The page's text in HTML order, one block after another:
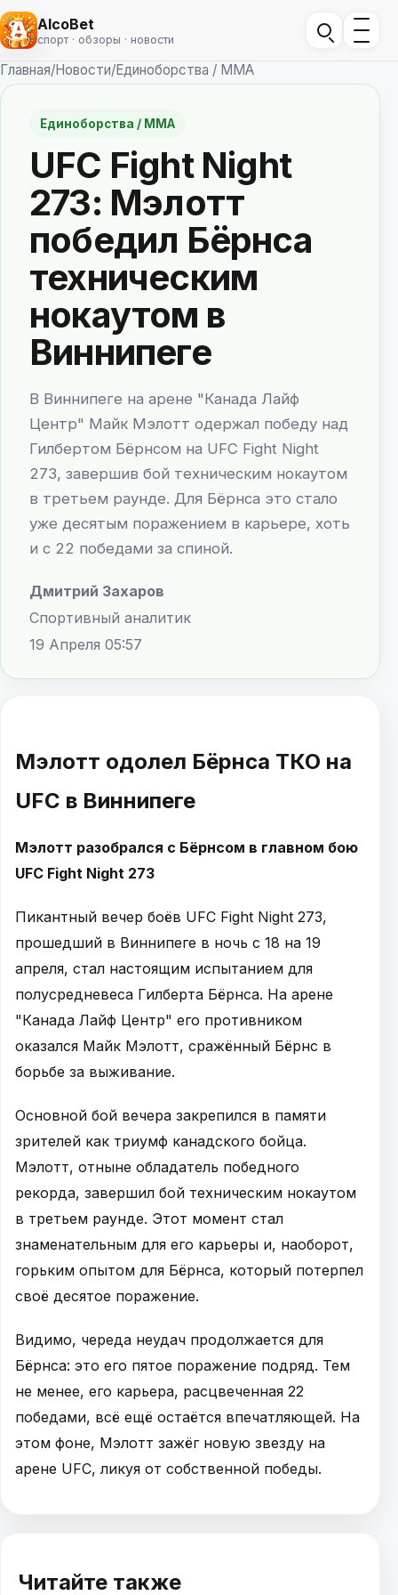
AlcoBet
спорт · обзоры · новости
Главная/Новости/Единоборства / ММА
Единоборства / ММА
UFC Fight Night
273: Мэлотт
победил Бёрнса
техническим
нокаутом в
Виннипеге
В Виннипеге на арене "Канада Лайф
Центр" Майк Мэлотт одержал победу над
Гилбертом Бёрнсом на UFC Fight Night
273, завершив бой техническим нокаутом
в третьем раунде. Для Бёрнса это стало
уже десятым поражением в карьере, хоть
и с 22 победами за спиной.
Дмитрий Захаров
Спортивный аналитик
19 Апреля 05:57
Мэлотт одолел Бёрнса ТКО на
UFC в Виннипеге
Мэлотт разобрался с Бёрнсом в главном бою
UFC Fight Night 273
Пикантный вечер боёв UFC Fight Night 273,
прошедший в Виннипеге в ночь с 18 на 19
апреля, стал настоящим испытанием для
полусредневеса Гилберта Бёрнса. На арене
"Канада Лайф Центр" его противником
оказался Майк Мэлотт, сражённый Бёрнс в
борьбе за выживание.
Основной бой вечера закрепился в памяти
зрителей как триумф канадского бойца.
Мэлотт, отныне обладатель победного
рекорда, завершил бой техническим нокаутом
в третьем раунде. Этот момент стал
знаменательным для его карьеры и, наоборот,
горьким опытом для Бёрнса, который потерпел
своё десятое поражение.
Видимо, череда неудач продолжается для
Бёрнса: это его пятое поражение подряд. Тем
не менее, его карьера, расцвеченная 22
победами, всё ещё остаётся впечатляющей. На
этом фоне, Мэлотт зажёг новую звезду на
арене UFC, ликуя от собственной победы.
Читайте также